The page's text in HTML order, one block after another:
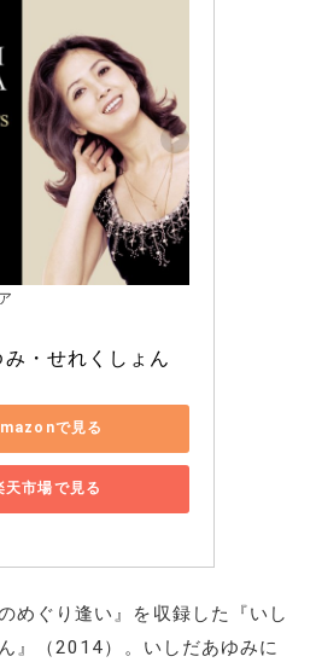
・せれくしょん
で見る
天市場で見る
めぐり逢い』を収録した『いし
』（2014）。いしだあゆみに